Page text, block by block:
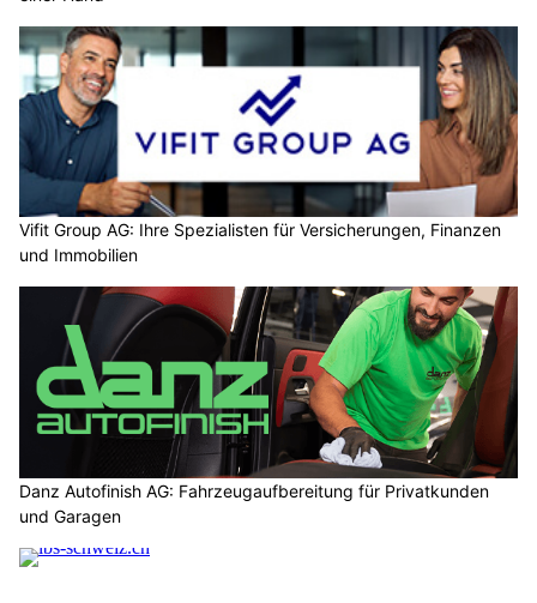
Vifit Group AG: Ihre Spezialisten für Versicherungen, Finanzen
und Immobilien
Danz Autofinish AG: Fahrzeugaufbereitung für Privatkunden
und Garagen